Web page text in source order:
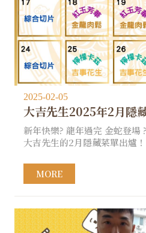
2025-02-05
大吉先生2025年2月隱
新年快樂? 龍年過完 金蛇登場
大吉先生的2月隱藏菜單出爐！
MORE